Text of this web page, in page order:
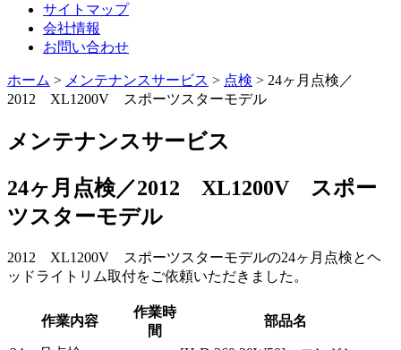
サイトマップ
会社情報
お問い合わせ
ホーム > メンテナンスサービス > 点検 > 24ヶ月点検／
2012 XL1200V スポーツスターモデル
メンテナンスサービス
24ヶ月点検／2012 XL1200V スポー
ツスターモデル
2012 XL1200V スポーツスターモデルの24ヶ月点検とヘ
ッドライトリム取付をご依頼いただきました。
作業内容
作業時
間
部品名